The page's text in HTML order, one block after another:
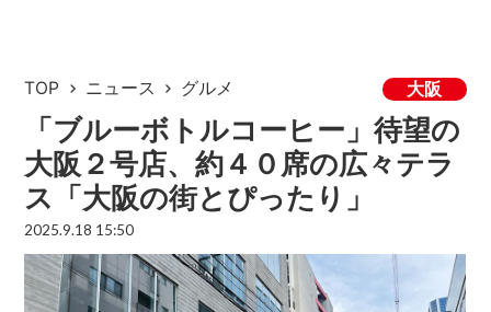
TOP ニュース グルメ 大阪
「ブルーボトルコーヒー」待望の
大阪２号店、約４０席の広々テラ
ス「大阪の街とぴったり」
2025.9.18 15:50